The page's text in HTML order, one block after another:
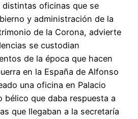
oficinas que se
y administración de la
de la Corona, advierte
se custodian
de la época que hacen
en la España de Alfonso
una oficina en Palacio
que daba respuesta a
que llegaban a la secretaría